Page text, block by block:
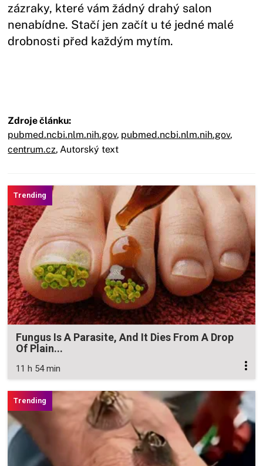
zázraky, které vám žádný drahý salon
nenabídne. Stačí jen začít u té jedné malé
drobnosti před každým mytím.
Zdroje článku:
pubmed.ncbi.nlm.nih.gov, pubmed.ncbi.nlm.nih.gov,
centrum.cz, Autorský text
Fungus Is A Parasite, And It Dies From A Drop
Of Plain...
11 h 54 min